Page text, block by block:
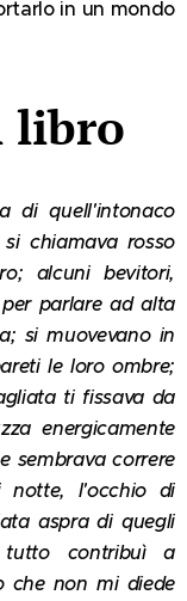
in un mondo
libro
di quell'intonaco
chiamava rosso
alcuni bevitori,
parlare ad alta
si muovevano in
le loro ombre;
ti fissava da
energicamente
sembrava correre
notte, l'occhio di
aspra di quegli
contribuì a
che non mi diede